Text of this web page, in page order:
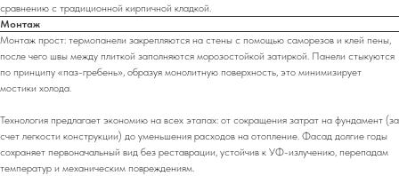
сравнению с традиционной кирпичной кладкой.
Монтаж
Монтаж прост: термопанели закрепляются на стены с помощью саморезов и клей пены,
после чего швы между плиткой заполняются морозостойкой затиркой. Панели стыкуются
по принципу «паз-гребень», образуя монолитную поверхность, это минимизирует
мостики холода.
Технология предлагает экономию на всех этапах: от сокращения затрат на фундамент (за
счет легкости конструкции) до уменьшения расходов на отопление. Фасад долгие годы
сохраняет первоначальный вид без реставрации, устойчив к УФ-излучению, перепадам
температур и механическим повреждениям.